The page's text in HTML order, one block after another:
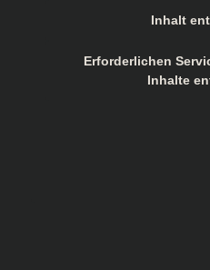
Inhalt
Erforderlichen
Inhalte